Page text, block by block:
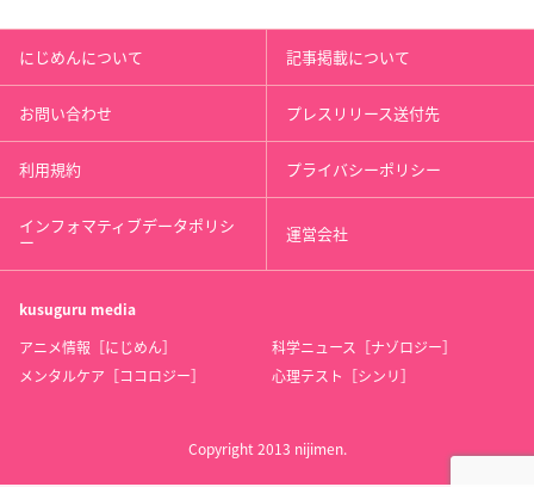
にじめんについて 記事掲載について
お問い合わせ プレスリリース送付先
利用規約 プライバシーポリシー
インフォマティブデータポリシ
ー 運営会社
kusuguru media
アニメ情報［にじめん］
科学ニュース［ナゾロジー］
メンタルケア［ココロジー］
心理テスト［シンリ］
Copyright 2013 nijimen.